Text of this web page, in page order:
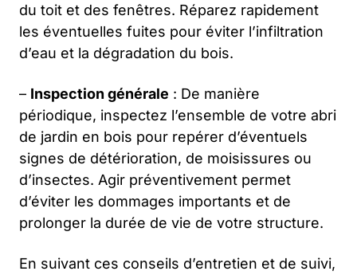
du toit et des fenêtres. Réparez rapidement
les éventuelles fuites pour éviter l’infiltration
d’eau et la dégradation du bois.
– Inspection générale : De manière
périodique, inspectez l’ensemble de votre abri
de jardin en bois pour repérer d’éventuels
signes de détérioration, de moisissures ou
d’insectes. Agir préventivement permet
d’éviter les dommages importants et de
prolonger la durée de vie de votre structure.
En suivant ces conseils d’entretien et de suivi,